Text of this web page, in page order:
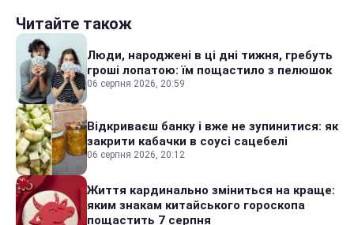
Читайте також
Люди, народжені в ці дні тижня, гребуть
гроші лопатою: їм пощастило з пелюшок
06 серпня 2026, 20:59
Відкриваєш банку і вже не зупинитися: як
закрити кабачки в соусі сацебелі
06 серпня 2026, 20:12
Життя кардинально зміниться на краще:
яким знакам китайського гороскопа
пощастить 7 серпня